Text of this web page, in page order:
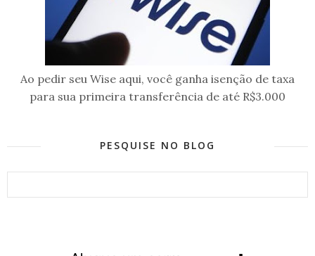
Ao pedir seu Wise aqui, você ganha isenção de taxa
para sua primeira transferência de até R$3.000
PESQUISE NO BLOG